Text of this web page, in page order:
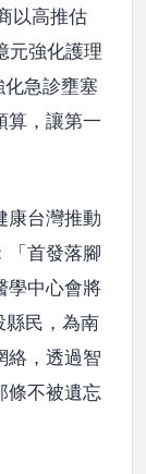
以高推估
元強化護理
急診壅塞
算，讓第一
康台灣推動
「首發落腳
學中心會將
縣民，為南
絡，透過智
條不被遺忘